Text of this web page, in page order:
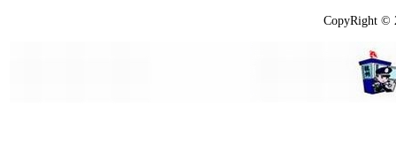
CopyRight ©